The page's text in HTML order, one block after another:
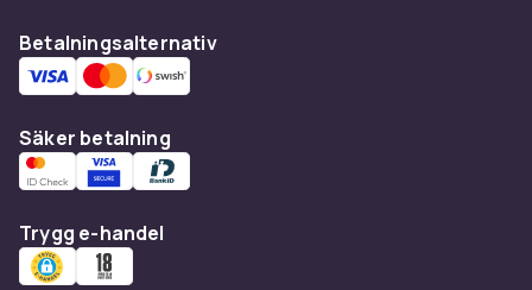
Betalningsalternativ
Säker betalning
Trygg e-handel